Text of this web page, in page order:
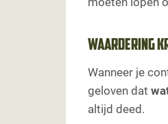
Waardering
Wanneer je
geloven dat
altijd deed.